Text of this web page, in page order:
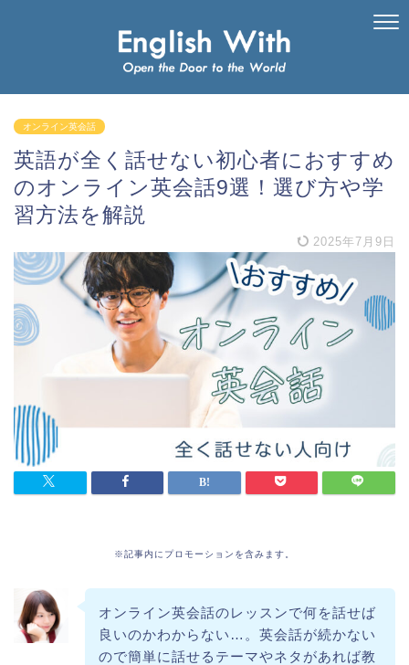
オンライン英会話
英語が全く話せない初心者におすすめ
のオンライン英会話9選！選び方や学
習方法を解説
2025年7月9日
※記事内にプロモーションを含みます。
オンライン英会話のレッスンで何を話せば
良いのかわからない…。英会話が続かない
ので簡単に話せるテーマやネタがあれば教